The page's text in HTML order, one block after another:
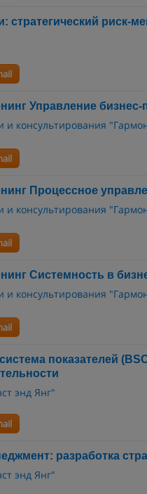
стратегический риск-
Управление
и консультирования
Процессное
и консультирования
Системность в
и консультирования
показателей
энд Янг"
разработка
энд Янг"